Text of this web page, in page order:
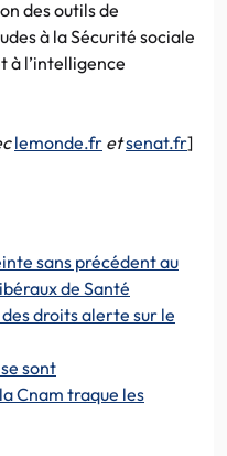
des outils de
à la Sécurité sociale
à l’intelligence
lemonde.fr etsenat.fr]
sans précédent au
de Santé
droits alerte sur le
sont
Cnam traque les